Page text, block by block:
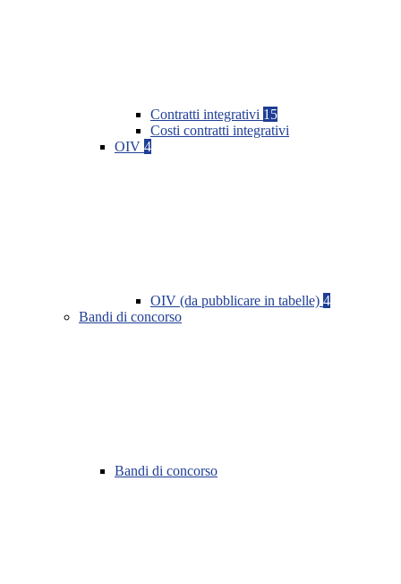
Contratti integrativi 15
Costi contratti integrativi
OIV 4
OIV (da pubblicare in tabelle) 4
Bandi di concorso
Bandi di concorso